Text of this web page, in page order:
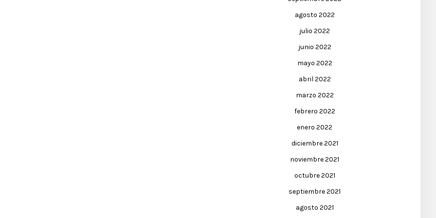
agosto 2022
julio 2022
junio 2022
mayo 2022
abril 2022
marzo 2022
febrero 2022
enero 2022
diciembre 2021
noviembre 2021
octubre 2021
septiembre 2021
agosto 2021